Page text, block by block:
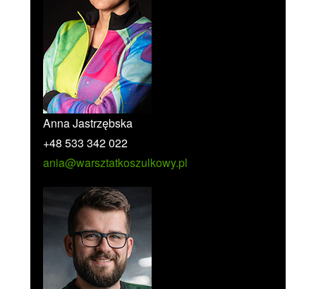
Anna Jastrzębska
+48 533 342 022
ania@warsztatkoszulkowy.pl